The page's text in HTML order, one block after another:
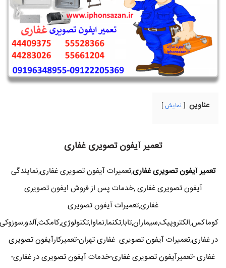
عناوین نمایش
تعمیر آیفون تصویری غفاری
تعمیر آیفون تصویری غفاری,تعمیرات آیفون تصویری غفاری,نمایندگی
آیفون تصویری غفاری ,خدمات پس از فروش ایفون تصویری
غفاری,تعمیرات آیفون تصویری
کوماکس,الکتروپیک,سیماران,تابا,تکنما,نماوا,تکنولوژی,کامکث,آلدو,سوزوکی
در غفاری,تعمیرات آیفون تصویری غفاری تهران-تعمیرکارآیفون تصویری
غفاری -تعمیرآیفون تصویری غفاری-خدمات آیفون تصویری در غفاری-